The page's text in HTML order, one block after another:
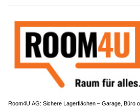
Room4U AG: Sichere Lagerflächen – Garage, Büro